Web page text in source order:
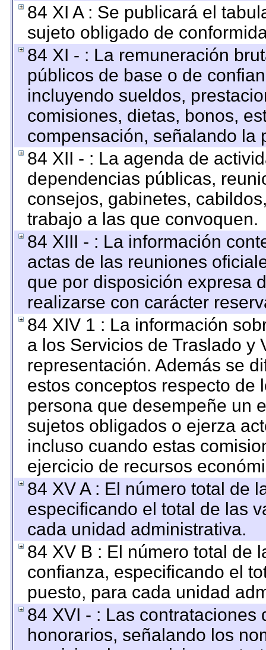
84 XI A : Se publicará el
sujeto obligado de
84 XI - : La remuneración
públicos de base o de
incluyendo sueldos,
comisiones, dietas, bonos,
compensación, señalando la
84 XII - : La agenda de
dependencias públicas,
consejos, gabinetes,
trabajo a las que convoquen.
84 XIII - : La información
actas de las reuniones
que por disposición expresa
realizarse con carácter
84 XIV 1 : La información
a los Servicios de Traslado y
representación. Además se
estos conceptos respecto de
persona que desempeñe un
sujetos obligados o ejerza
incluso cuando estas
ejercicio de recursos
84 XV A : El número total de
especificando el total de las
cada unidad administrativa.
84 XV B : El número total de
confianza, especificando el
puesto, para cada unidad
84 XVI - : Las
honorarios, señalando los